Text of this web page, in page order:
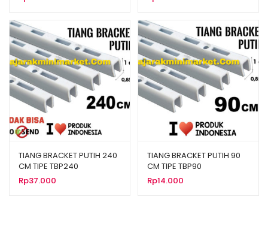
TIANG BRACKET PUTIH 240
CM TIPE TBP240
Rp37.000
TIANG BRACKET PUTIH 90
CM TIPE TBP90
Rp14.000